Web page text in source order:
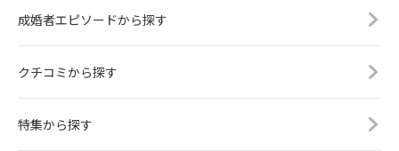
成婚者エピソードから探す
クチコミから探す
特集から探す